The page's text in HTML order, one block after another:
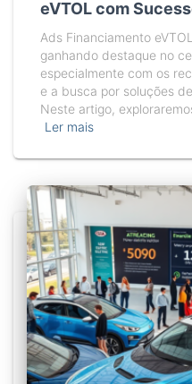
eVTOL com
Ads Financiamento
ganhando destaque no
especialmente com os
e a busca por soluções
Neste artigo,
Ler mais